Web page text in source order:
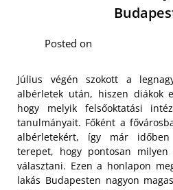
Posted on
Július végén szokott a
albérletek után, hiszen diákok
hogy melyik felsőoktatási
tanulmányait. Főként a
albérletekért, így már
terepet, hogy pontosan
választani. Ezen a honlapon
lakás Budapesten nagyon